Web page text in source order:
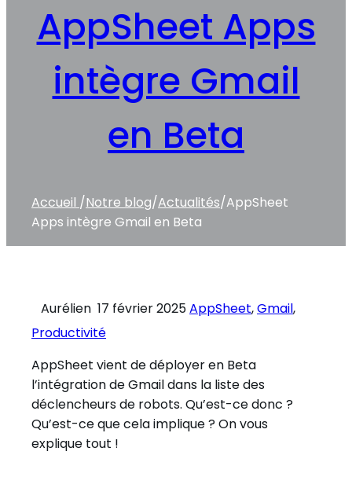
AppSheet Apps
intègre Gmail
en Beta
Accueil /Notre blog/Actualités/AppSheet
Apps intègre Gmail en Beta
Aurélien 17 février 2025AppSheet,Gmail,
Productivité
AppSheet vient de déployer en Beta
l’intégration de Gmail dans la liste des
déclencheurs de robots. Qu’est-ce donc ?
Qu’est-ce que cela implique ? On vous
explique tout !